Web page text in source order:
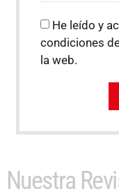
He leído y
condiciones
la web.
Nuestra